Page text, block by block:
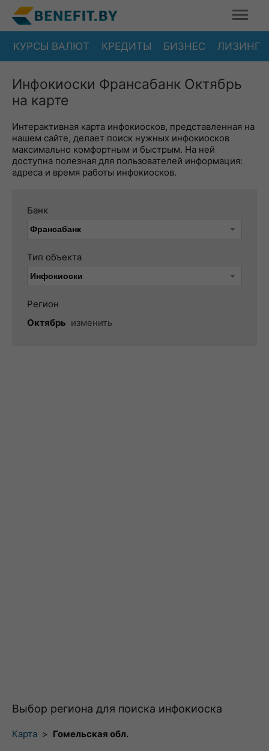
КУРСЫ ВАЛЮТ КРЕДИТЫ БИЗНЕС ЛИЗИНГ
Инфокиоски Франсабанк Октябрь
на карте
Интерактивная карта инфокиосков, представленная на
нашем сайте, делает поиск нужных инфокиосков
максимально комфортным и быстрым. На ней
доступна полезная для пользователей информация:
адреса и время работы инфокиосков.
Банк
Тип объекта
Регион
Октябрь изменить
Выбор региона для поиска инфокиоска
Карта > Гомельская обл.